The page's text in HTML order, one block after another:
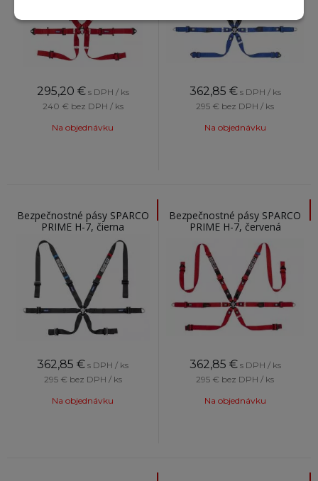
295,20 € s DPH / ks
240 € bez DPH / ks
Na objednávku
362,85 € s DPH / ks
295 € bez DPH / ks
Na objednávku
Bezpečnostné pásy SPARCO
PRIME H-7, čierna
362,85 € s DPH / ks
295 € bez DPH / ks
Na objednávku
Bezpečnostné pásy SPARCO
PRIME H-7, červená
362,85 € s DPH / ks
295 € bez DPH / ks
Na objednávku